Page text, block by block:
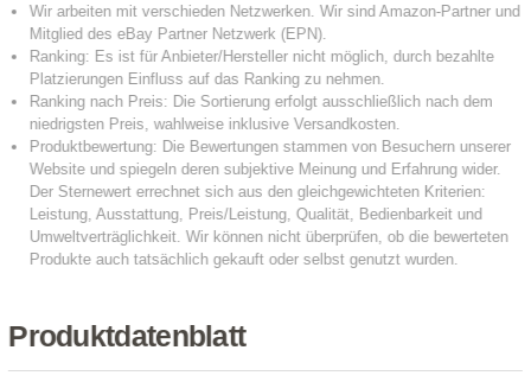
Produktdatenblatt